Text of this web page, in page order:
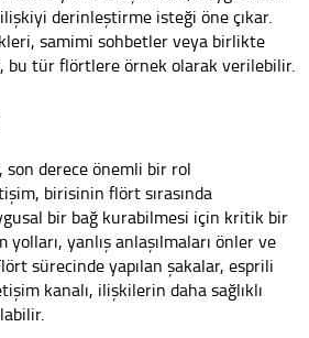
derinleştirme isteği öne çıkar.
samimi sohbetler veya birlikte
bu tür flörtlere örnek olarak verilebilir.
derece önemli bir rol
birisinin flört sırasında
bir bağ kurabilmesi için kritik bir
yanlış anlaşılmaları önler ve
sürecinde yapılan şakalar, esprili
kanalı, ilişkilerin daha sağlıklı